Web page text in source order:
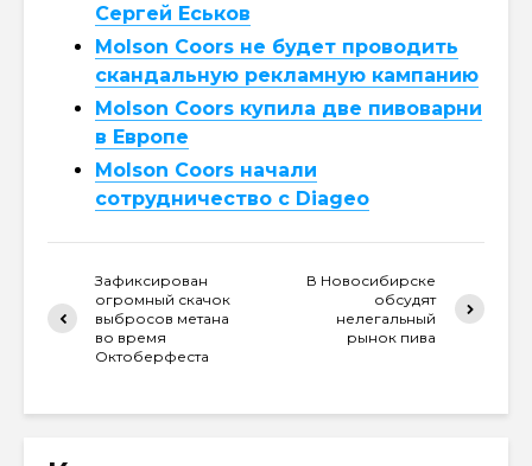
Сергей Еськов
Molson Coors не будет проводить
скандальную рекламную кампанию
Molson Coors купила две пивоварни
в Европе
Molson Coors начали
сотрудничество с Diageo
Зафиксирован
огромный скачок
выбросов метана
во время
Октоберфеста
В Новосибирске
обсудят
нелегальный
рынок пива